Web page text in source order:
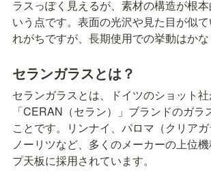
ラスっぽく見えるが、素材の構造が根
いう点です。表面の光沢や見た目が似
れがちですが、長期使用での挙動はかな
セランガラスとは？
セランガラスとは、ドイツのショット
「CERAN（セラン）」ブランドのガラ
ことです。リンナイ、パロマ（クリアガ
ノーリツなど、多くのメーカーの上位
プ天板に採用されています。